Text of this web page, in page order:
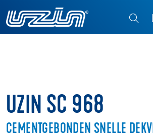
UZIN SC 968
CEMENTGEBONDEN SNELLE